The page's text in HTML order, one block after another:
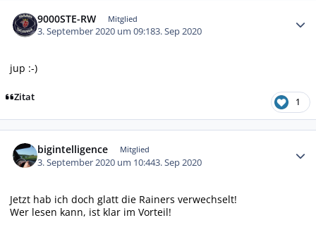
9000STE-RW Mitglied
3. September 2020 um 09:183. Sep 2020
jup :-)
Zitat 1
bigintelligence Mitglied
3. September 2020 um 10:443. Sep 2020
Jetzt hab ich doch glatt die Rainers verwechselt!
Wer lesen kann, ist klar im Vorteil!